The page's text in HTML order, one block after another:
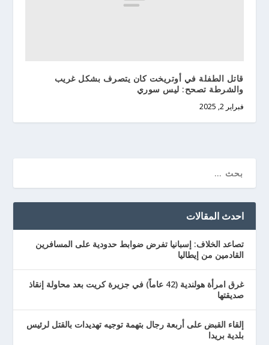
قاتل الطفلة في أوتريخت كان يتصرف بشكل غريب
والشرطة تصحح: ليس سوري
فبراير 2, 2025
احدث المقالات
تصاعد الخلاف: إسبانيا تفرض ضوابط حدودية على المسافرين
القادمين من إيطاليا
غرق امرأة هولندية (42 عاماً) في جزيرة كريت بعد محاولة إنقاذ
صديقتها
إلقاء القبض على أربعة رجال بتهمة توجيه تهديدات بالقتل لرئيس
بلدية بريدا